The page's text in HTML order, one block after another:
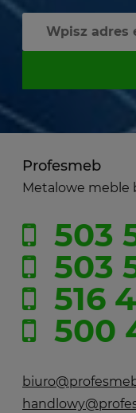
Profesmeb
Metalowe meble
503
503
516
500